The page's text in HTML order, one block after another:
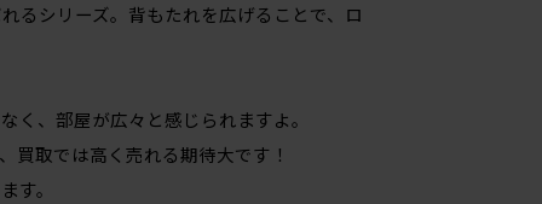
るシリーズ。背もたれを広げることで、ロ
く、部屋が広々と感じられますよ。
買取では高く売れる期待大です！
す。